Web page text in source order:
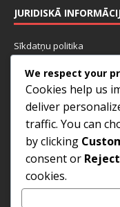
JURIDISKĀ
Sīkdatņu politika
Noteikumi un nosacījumi
Sazinieties
Privātuma politika
KATEGORIJAS
4-1-4-1 formācijas
We respect your
Cookies help us
deliver
traffic. You can
by clicking
consent or
cookies.